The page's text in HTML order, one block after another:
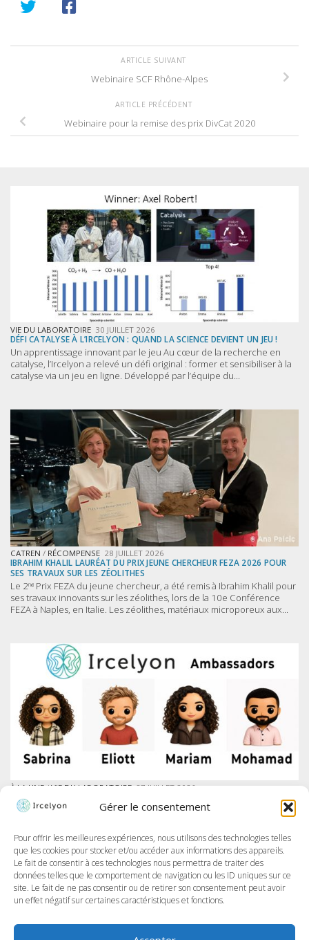
Gérer le consentement
Pour offrir les meilleures expériences, nous utilisons des technologies telles
que les cookies pour stocker et/ou accéder aux informations des appareils.
Le fait de consentir à ces technologies nous permettra de traiter des
données telles que le comportement de navigation ou les ID uniques sur ce
site. Le fait de ne pas consentir ou de retirer son consentement peut avoir
un effet négatif sur certaines caractéristiques et fonctions.
ARTICLE SUIVANT
Webinaire SCF Rhône-Alpes
ARTICLE PRÉCÉDENT
Webinaire pour la remise des prix DivCat 2020
VIE DU LABORATOIRE 30 JUILLET 2026
DÉFI CATALYSE À L’IRCELYON : QUAND LA SCIENCE DEVIENT UN JEU !
Un apprentissage innovant par le jeu Au cœur de la recherche en
catalyse, l’Ircelyon a relevé un défi original : former et sensibiliser à la
catalyse via un jeu en ligne. Développé par l’équipe du...
CATREN / RÉCOMPENSE 28 JUILLET 2026
IBRAHIM KHALIL LAURÉAT DU PRIX JEUNE CHERCHEUR FEZA 2026 POUR
SES TRAVAUX SUR LES ZÉOLITHES
Le 2ⁿᵈ Prix FEZA du jeune chercheur, a été remis à Ibrahim Khalil pour
ses travaux innovants sur les zéolithes, lors de la 10e Conférence
FEZA à Naples, en Italie. Les zéolithes, matériaux microporeux aux...
À LA UNE /VIE DU LABORATOIRE 27 JUILLET 2026
IRCELYON LANCE SON PROGRAMME DES AMBASSADEURS SUR LINKEDIN
À Ircelyon, nous formons les chercheur·e·s de demain, et aujourd’hui,
nous allons encore plus loin en donnant la parole à nos doctorant·e·s
à travers un tout nouveau programme : les Ambassadeurs et
Ambassadrices d’Ircelyon !...